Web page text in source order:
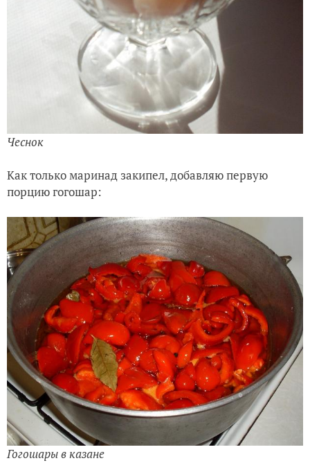
Чеснок
Как только маринад закипел, добавляю первую
порцию гогошар:
Гогошары в казане